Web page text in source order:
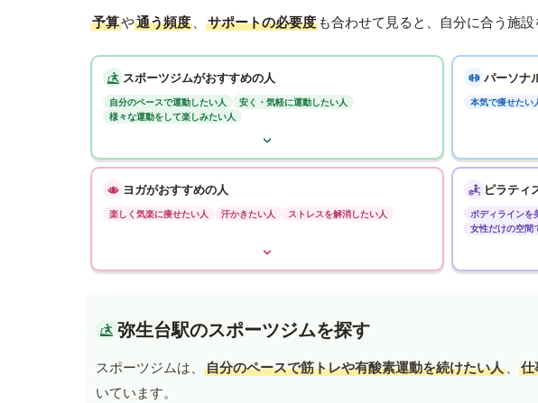
予算や通う頻度 、 サポートの必要度 も合わせて見ると、自分に合う施設
スポーツジムがおすすめの人
自分のペースで運動したい人
安く・気軽に運動したい人
様々な運動をして楽しみたい人
パーソナ
本気で痩せたい
ヨガがおすすめの人
楽しく気楽に痩せたい人 汗かきたい人 ストレスを解消したい人
ピラティ
ボディラインを
女性だけの空間
弥生台駅のスポーツジムを探す
スポーツジムは、 自分のペースで筋トレや有酸素運動を続けたい人 、 仕
いています。